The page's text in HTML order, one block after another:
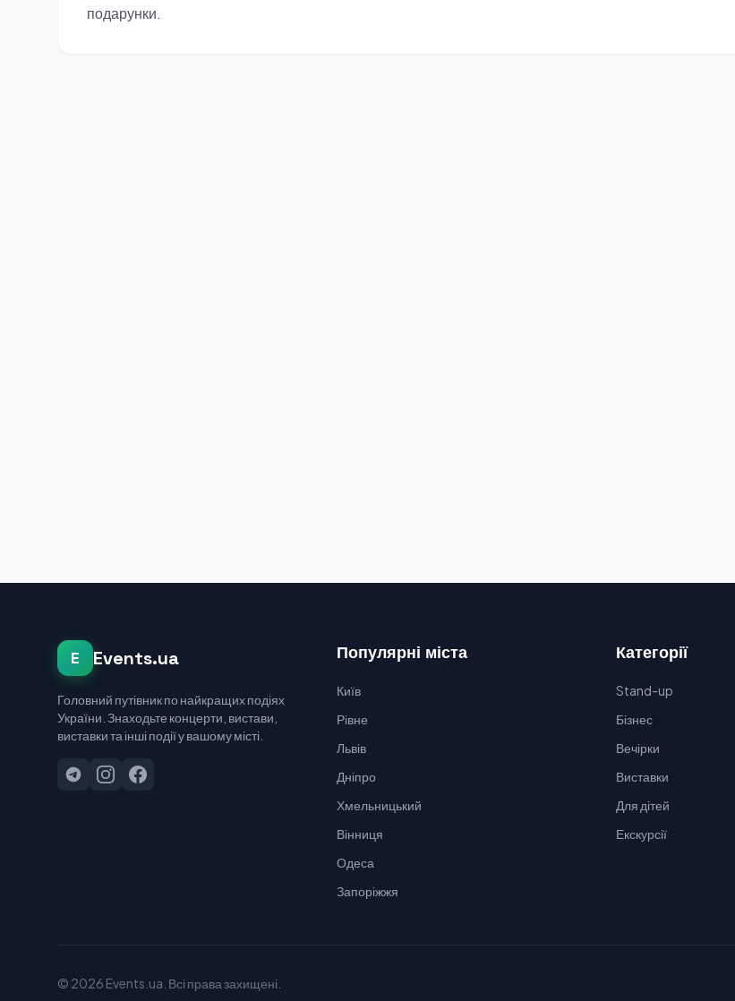
подарунки.
E Events.ua
Головний путівник по найкращих подіях
України. Знаходьте концерти, вистави,
виставки та інші події у вашому місті.
Популярні міста
Київ
Рівне
Львів
Дніпро
Хмельницький
Вінниця
Одеса
Запоріжжя
Категорії
Stand-up
Бізнес
Вечірки
Виставки
Для дітей
Екскурсії
© 2026 Events.ua. Всі права захищені.